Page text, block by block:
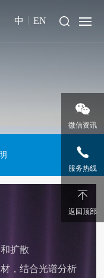
中 EN
扩散
，结合光谱分析
微信资讯
服务热线
返回顶部